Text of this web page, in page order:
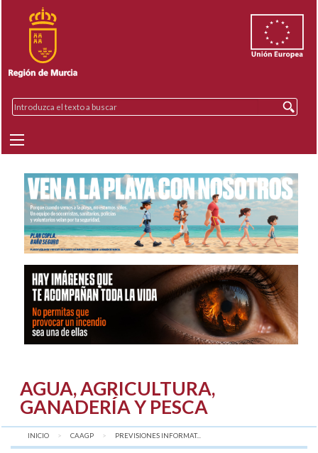
AGUA, AGRICULTURA,
GANADERÍA Y PESCA
INICIO CAAGP AQUÍ:
PREVISIONES INFORMAT...